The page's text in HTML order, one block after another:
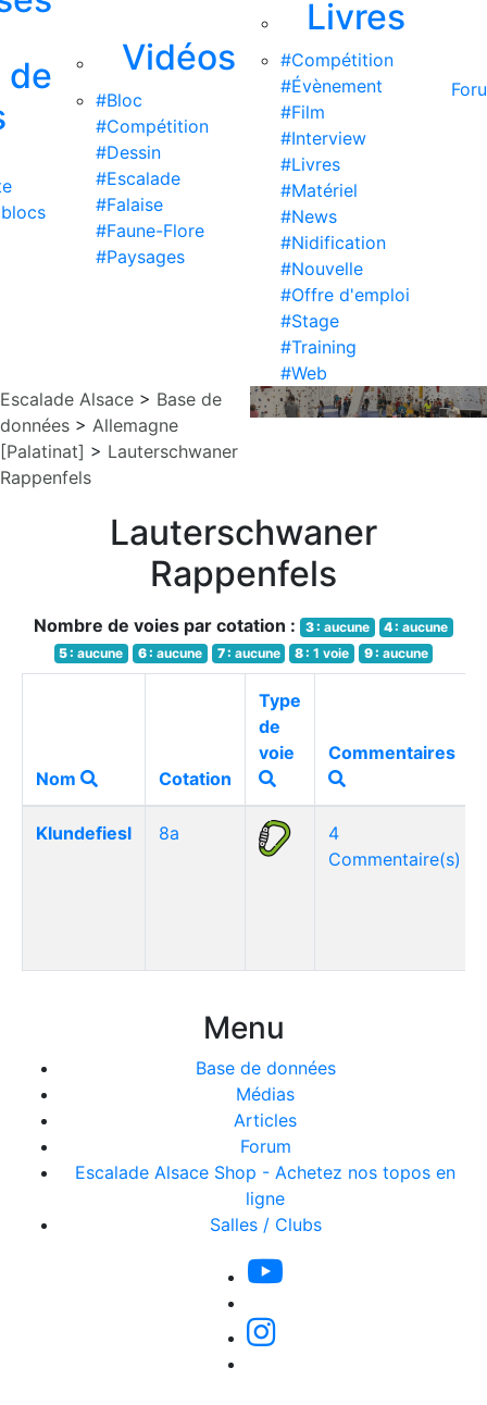
de
Vidéos
#Bloc
#Compétition
#Dessin
#Escalade
#Falaise
#Faune-Flore
#Paysages
Livres
#Compétition
#Évènement
#Film
#Interview
#Livres
#Matériel
#News
#Nidification
#Nouvelle
#Offre d'emploi
#Stage
#Training
#Web
Escalade Alsace > Base de
données > Allemagne
[Palatinat] > Lauterschwaner
Rappenfels
Lauterschwaner
Rappenfels
Nombre de voies par cotation : 3 : aucune 4 : aucune
5 : aucune 6 : aucune 7 : aucune 8 : 1 voie 9 : aucune
Nom Cotation
Type
de
voie
Commentaires
Klundefiesl 8a
4
Commentaire(s)
Menu
Base de données
Médias
Articles
Forum
Escalade Alsace Shop - Achetez nos topos en
ligne
Salles / Clubs